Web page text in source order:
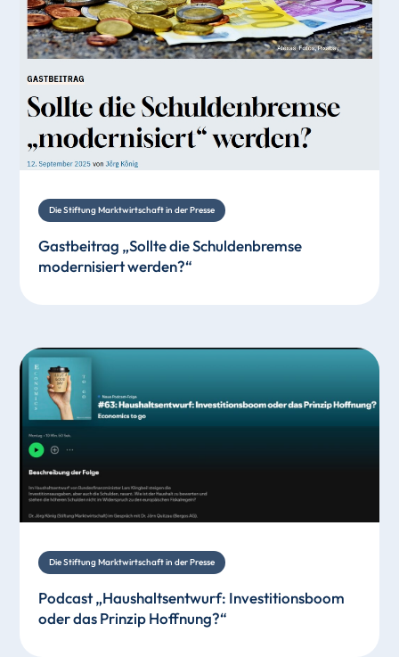
Die Stiftung Marktwirtschaft in der Presse
Gastbeitrag „Sollte die Schuldenbremse
modernisiert werden?“
Die Stiftung Marktwirtschaft in der Presse
Podcast „Haushaltsentwurf: Investitionsboom
oder das Prinzip Hoffnung?“